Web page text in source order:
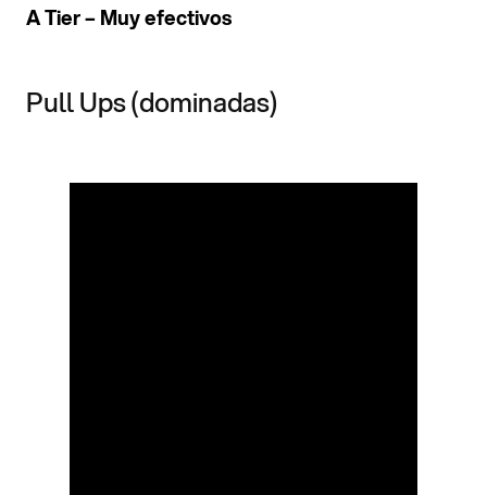
A Tier – Muy efectivos
Pull Ups (dominadas)